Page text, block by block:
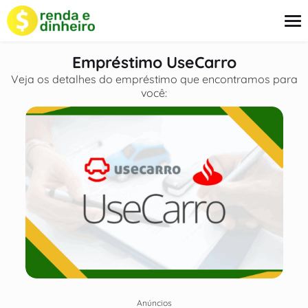
conteúdo
Cartão
Sobre Nós
Empréstimo UseCarro
Veja os detalhes do empréstimo que encontramos para
você:
Anúncios